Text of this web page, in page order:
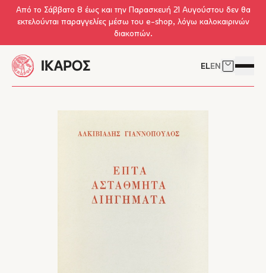
Skip to main content
Από το Σάββατο 8 έως και την Παρασκευή 21 Αυγούστου δεν θα
εκτελούνται παραγγελίες μέσω του e-shop, λόγω καλοκαιρινών
διακοπών.
ELEN Δείτε το